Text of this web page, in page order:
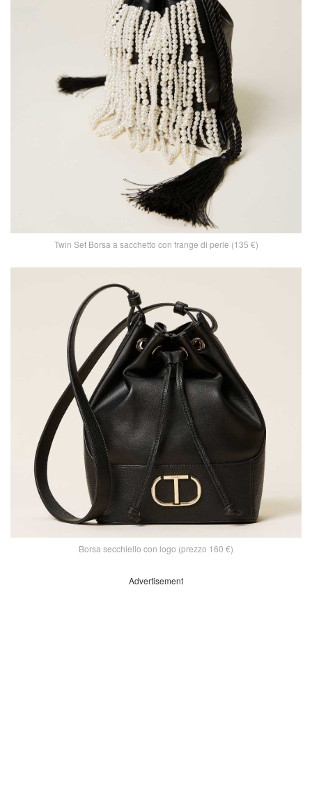
Twin Set Borsa a sacchetto con frange di perle (135 €)
Borsa secchiello con logo (prezzo 160 €)
Advertisement